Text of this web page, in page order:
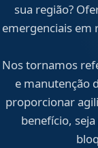
sua região?
emergenciais em
Nos tornamos
e manutenção
proporcionar
benefício,